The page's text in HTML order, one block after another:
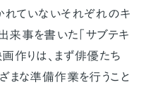
れていないそれぞれのキ
来事を書いた「サブテキ
作りは、まず俳優たち
まな準備作業を行うこと